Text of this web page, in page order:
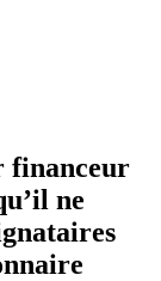
financeur
ne